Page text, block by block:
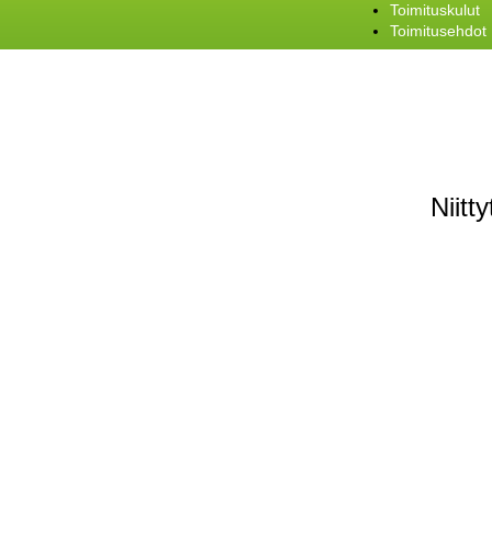
Toimituskulut
Toimitusehdot